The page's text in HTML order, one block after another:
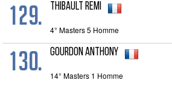
129. THIBAULT Remi
4° Masters 5 Homme
130. GOURDON Anthony
14° Masters 1 Homme